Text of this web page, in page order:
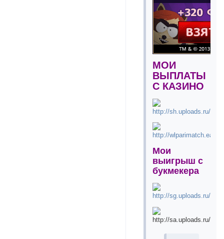
МОИ
ВЫПЛАТЫ
С КАЗИНО
Мои
выигрыш с
букмекера